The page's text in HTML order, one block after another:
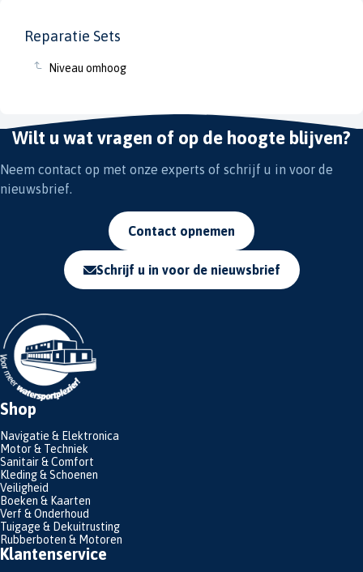
Reparatie Sets
Niveau omhoog
Wilt u wat vragen of op de hoogte blijven?
Neem contact op met onze experts of schrijf u in voor de
nieuwsbrief.
Contact opnemen
Schrijf u in voor de nieuwsbrief
Shop
Navigatie & Elektronica
Motor & Techniek
Sanitair & Comfort
Kleding & Schoenen
Veiligheid
Boeken & Kaarten
Verf & Onderhoud
Tuigage & Dekuitrusting
Rubberboten & Motoren
Klantenservice